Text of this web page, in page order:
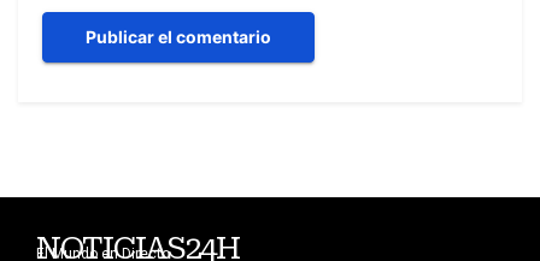
NOTICIAS24H
El Mundo en Directo